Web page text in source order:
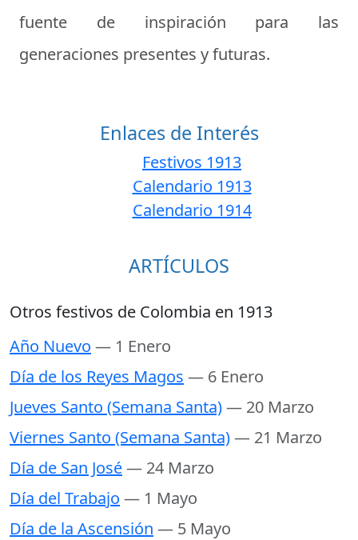
fuente de inspiración para las
generaciones presentes y futuras.
Enlaces de Interés
Festivos 1913
Calendario 1913
Calendario 1914
ARTÍCULOS
Otros festivos de Colombia en 1913
Año Nuevo — 1 Enero
Día de los Reyes Magos — 6 Enero
Jueves Santo (Semana Santa)— 20 Marzo
Viernes Santo (Semana Santa)— 21 Marzo
Día de San José— 24 Marzo
Día del Trabajo — 1 Mayo
Día de la Ascensión — 5 Mayo